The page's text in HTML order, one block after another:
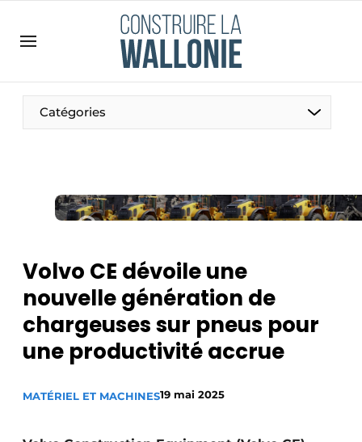
Emploi
Enregistrer une offre d’emploi
Meest gelezen
Podcasts
Privacy / Cookie statement
S’inscrire à l’événement
S’inscrire
Catégories
Volvo CE dévoile une
nouvelle génération de
chargeuses sur pneus pour
une productivité accrue
MATÉRIEL ET MACHINES19 mai 2025